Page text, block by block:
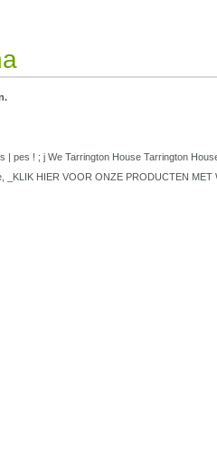
pes ! ; j We Tarrington House Tarrington
HIER VOOR ONZE PRODUCTEN MET